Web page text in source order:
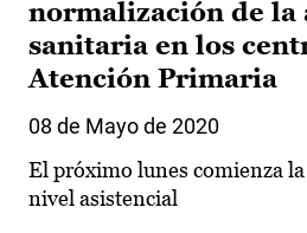
normalización de la
sanitaria en los
Atención Primaria
08 de Mayo de 2020
El próximo lunes comienza la
nivel asistencial